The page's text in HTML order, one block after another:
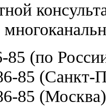
85 (по
85 (Санкт-
85 (Москва)